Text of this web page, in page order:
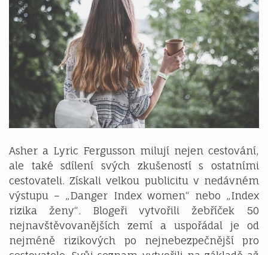
Asher a Lyric Fergusson milují nejen cestování,
ale také sdílení svých zkušeností s ostatními
cestovateli. Získali velkou publicitu v nedávném
výstupu – „Danger Index women“ nebo „Index
rizika ženy“. Blogeři vytvořili žebříček 50
nejnavštěvovanějších zemí a uspořádal je od
nejméně rizikových po nejnebezpečnější pro